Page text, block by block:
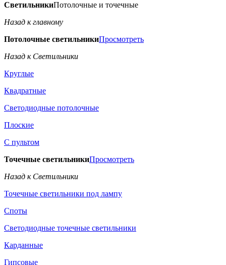
СветильникиПотолочные и точечные
Назад к главному
Потолочные светильникиПросмотреть
Назад к Светильники
Круглые
Квадратные
Светодиодные потолочные
Плоские
С пультом
Точечные светильникиПросмотреть
Назад к Светильники
Точечные светильники под лампу
Споты
Светодиодные точечные светильники
Карданные
Гипсовые